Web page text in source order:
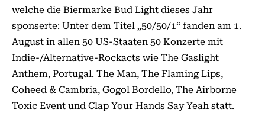
welche die Biermarke Bud Light dieses Jahr
sponserte: Unter dem Titel „50/50/1“ fanden am 1.
August in allen 50 US-Staaten 50 Konzerte mit
Indie-/Alternative-Rockacts wie The Gaslight
Anthem, Portugal. The Man, The Flaming Lips,
Coheed & Cambria, Gogol Bordello, The Airborne
Toxic Event und Clap Your Hands Say Yeah statt.